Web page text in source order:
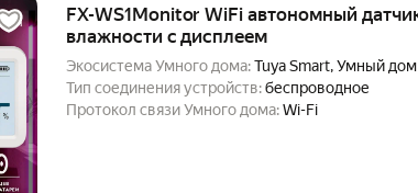
FX-WS1Monitor WiFi автономный
влажности с дисплеем
Экосистема Умного дома:Tuya Smart, Умный
Тип соединения устройств:беспроводное
Протокол связи Умного дома:Wi-Fi